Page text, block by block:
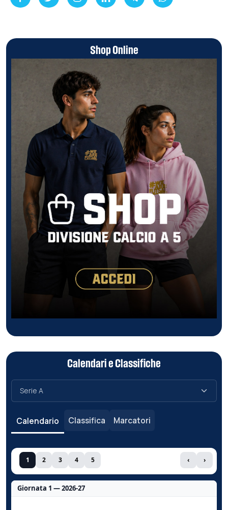
Shop Online
Calendari e Classifiche
Calendario Classifica Marcatori
1 2 3 4 5 ‹ ›
Giornata 1 — 2026-27